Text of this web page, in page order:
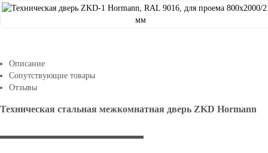
Описание
Сопутствующие товары
Отзывы
Техническая стальная межкомнатная дверь ZKD Hormann
▬▬▬▬▬▬▬▬▬▬▬▬▬▬▬